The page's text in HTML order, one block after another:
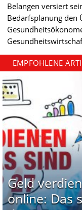
Belangen versiert
Bedarfsplanung den
EMPFOHLENE
Geld
online: Das